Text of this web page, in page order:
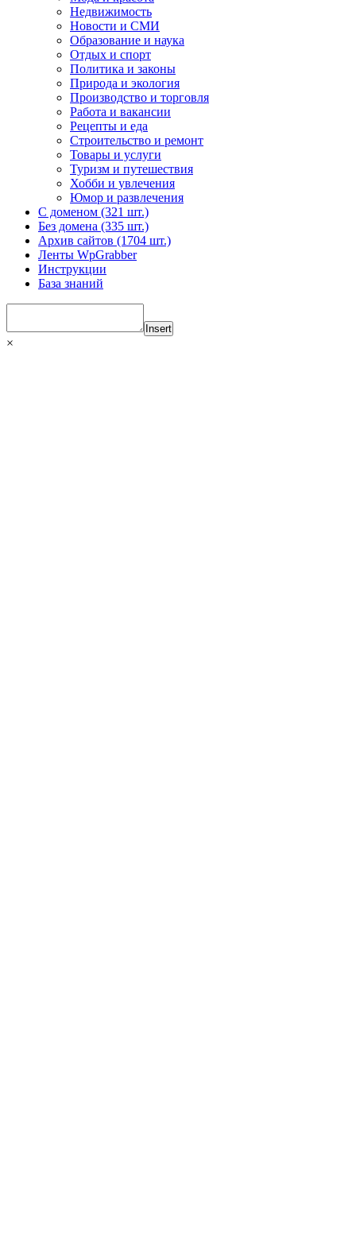
Недвижимость
Новости и СМИ
Образование и наука
Отдых и спорт
Политика и законы
Природа и экология
Производство и торговля
Работа и вакансии
Рецепты и еда
Строительство и ремонт
Товары и услуги
Туризм и путешествия
Хобби и увлечения
Юмор и развлечения
С доменом (321 шт.)
Без домена (335 шт.)
Архив сайтов (1704 шт.)
Ленты WpGrabber
Инструкции
База знаний
Insert
×